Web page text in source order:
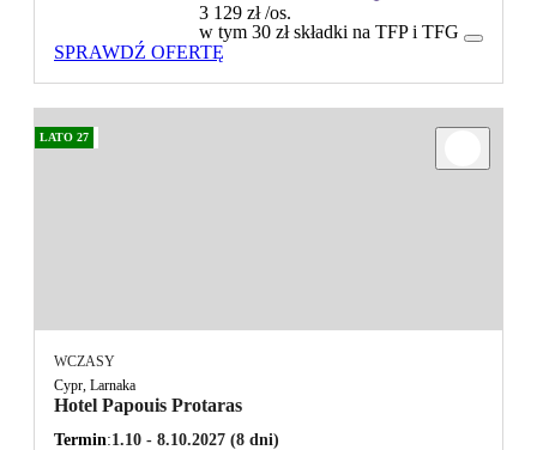
3 129 zł/os.
w tym 30 zł składki na TFP i TFG
SPRAWDŹ OFERTĘ
LATO 27
WCZASY
Cypr, Larnaka
Hotel Papouis Protaras
Termin 1.10 - 8.10.2027 (8 dni)